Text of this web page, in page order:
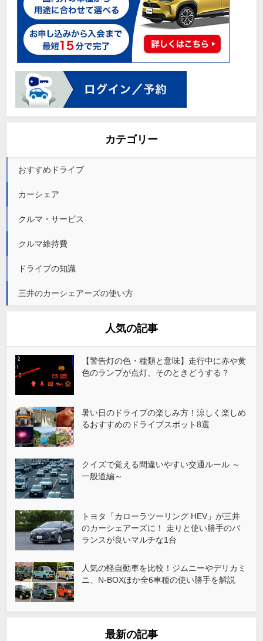
カテゴリー
おすすめドライブ
カーシェア
クルマ・サービス
クルマ維持費
ドライブの知識
三井のカーシェアーズの使い方
人気の記事
【警告灯の色・種類と意味】走行中に赤や黄
色のランプが点灯、そのときどうする？
暑い日のドライブの楽しみ方！涼しく楽しめ
るおすすめのドライブスポット8選
クイズで覚える間違いやすい交通ルール ～
一般道編～
トヨタ「カローラツーリング HEV」が三井
のカーシェアーズに！ 走りと使い勝手のバ
ランスが良いマルチな1台
人気の軽自動車を比較！ジムニーやデリカミ
ニ、N-BOXほか全6車種の使い勝手を解説
最新の記事